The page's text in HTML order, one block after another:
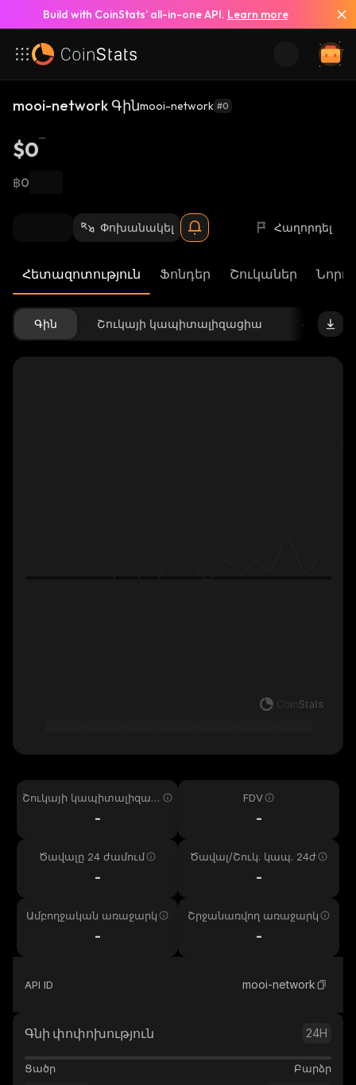
Build with CoinStats’ all-in-one API. Learn more
mooi-network Գինmooi-network #0
$0
฿0
Փոխանակել Հաղորդել
Հետազոտություն Ֆոնդեր Շուկաներ
Գին Շուկայի կապիտալիզացիա
Շուկայի կապիտալիզաց
-
FDV
-
Ծավալը 24 ժամում
-
Ծավալ/Շուկ. կապ. 24ժ
-
Ամբողջական առաջարկ
-
Շրջանառվող առաջարկ
-
API ID mooi-network
Գնի փոփոխություն 24H
Ցածր Բարձր